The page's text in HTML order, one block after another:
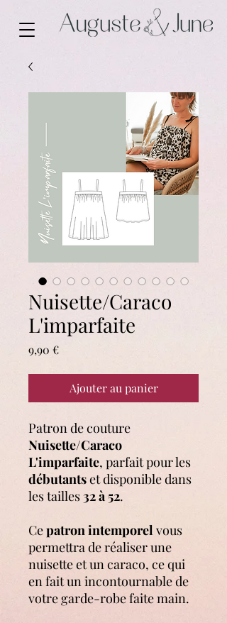
Nuisette/Caraco
L'imparfaite
9,90 €Prix
Ajouter au panier
Patron de couture
Nuisette/Caraco
L'imparfaite, parfait pour les
débutantset disponible dans
les tailles32 à 52.
Cepatron intemporelvous
permettra de réaliser une
nuisette et un caraco, ce qui
en fait un incontournable de
votre garde-robe faite main.